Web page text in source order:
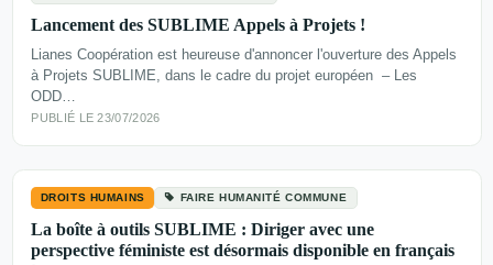
Lancement des SUBLIME Appels à Projets !
Lianes Coopération est heureuse d'annoncer l'ouverture des Appels
à Projets SUBLIME, dans le cadre du projet européen – Les
ODD…
PUBLIÉ LE 23/07/2026
DROITS HUMAINS FAIRE HUMANITÉ COMMUNE
La boîte à outils SUBLIME : Diriger avec une
perspective féministe est désormais disponible en français